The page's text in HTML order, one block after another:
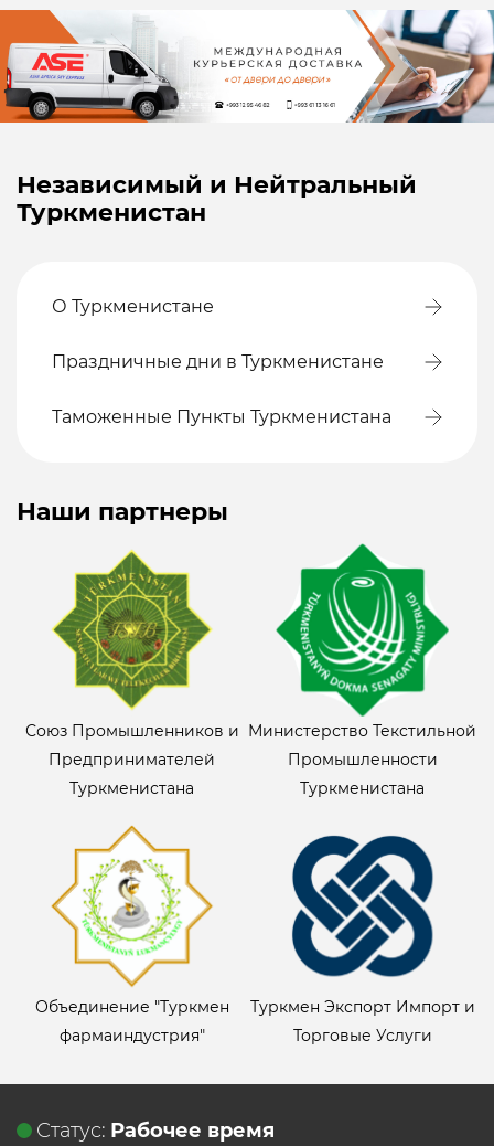
Независимый и Нейтральный
Туркменистан
О Туркменистане
Праздничные дни в Туркменистане
Таможенные Пункты Туркменистана
Наши партнеры
Союз Промышленников и
Предпринимателей
Туркменистана
Министерство Текстильной
Промышленности
Туркменистана
Объединение "Туркмен
фармаиндустрия"
Туркмен Экспорт Импорт и
Торговые Услуги
Статус: Рабочее время